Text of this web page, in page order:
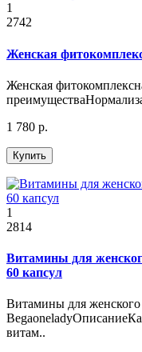
1
2742
Женская
Женская
1 780 р.
Купить
1
2814
Витамины для
60 капсул
Витамины для женского
витам..